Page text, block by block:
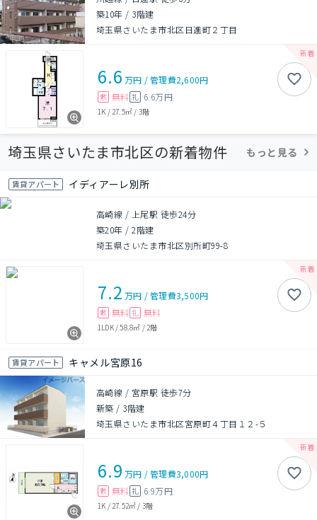
築10年 / 3階建
埼玉県さいたま市北区日進町２丁目
6.6 万円 /管理費2,600円
敷 無料 礼 6.6万円
1K / 27.5㎡ / 3階
埼玉県さいたま市北区の新着物件 もっと見る
賃貸アパート イディアーレ別所
高崎線 / 上尾駅 徒歩24分
築20年 /2階建
埼玉県さいたま市北区別所町99-8
7.2 万円 /管理費3,500円
敷 無料 礼 無料
1LDK/58.8㎡ / 2階
賃貸アパート キャメル宮原16
高崎線 / 宮原駅 徒歩7分
新築 / 3階建
埼玉県さいたま市北区宮原町４丁目１２-５
6.9 万円 /管理費3,000円
敷 無料 礼 6.9万円
1K / 27.52㎡ / 3階